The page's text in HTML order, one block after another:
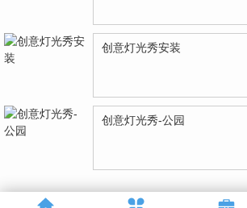
创意灯光秀安装
创意灯光秀-公园